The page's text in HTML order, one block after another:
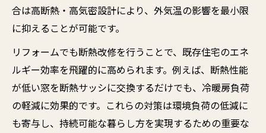
合は高断熱・高気密設計により、外気温の影響を最小限
に抑えることが可能です。
リフォームでも断熱改修を行うことで、既存住宅のエネ
ルギー効率を飛躍的に高められます。例えば、断熱性能
が低い窓を断熱サッシに交換するだけでも、冷暖房負荷
の軽減に効果的です。これらの対策は環境負荷の低減に
も寄与し、持続可能な暮らし方を実現するための重要な